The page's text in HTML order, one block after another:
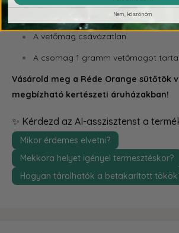
A vetőmag csávázatlan.
A csomag 1 gramm vetőmagot
Vásárold meg a Réde Orange sütőtök
megbízható kertészeti áruházakban!
✨ Kérdezd az AI-asszisztenst a
Mikor érdemes elvetni?
Mekkora helyet igényel termesztéskor?
Hogyan tárolhatók a betakarított
Nem, köszönöm